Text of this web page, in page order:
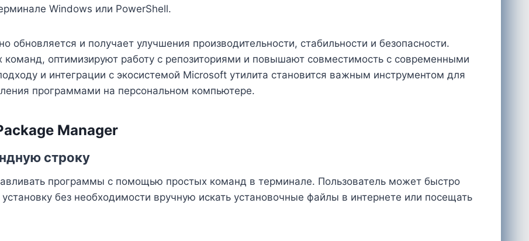
Windows или PowerShell.
обновляется и получает улучшения производительности, стабильности и безопасности.
оптимизируют работу с репозиториями и повышают совместимость с современными
и интеграции с экосистемой Microsoft утилита становится важным инструментом для
программами на персональном компьютере.
Manager
строку
программы с помощью простых команд в терминале. Пользователь может быстро
без необходимости вручную искать установочные файлы в интернете или посещать